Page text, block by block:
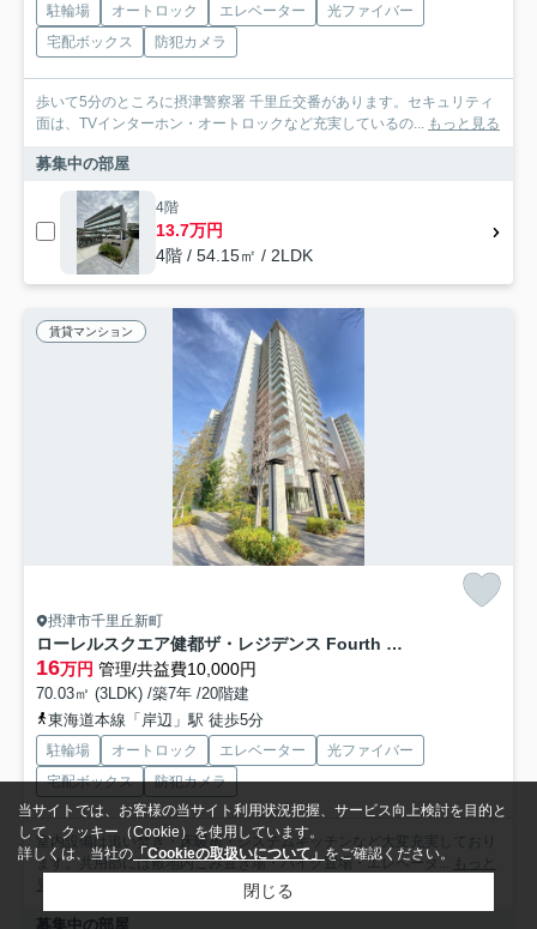
駐輪場 オートロック エレベーター
光ファイバー
宅配ボックス
防犯カメラ
歩いて5分のところに摂津警察署 千里丘交番があります。セキュリティ
面は、TVインターホン・オートロックなど充実しているの...
もっと見る
募集中の部屋
4階
13.7万円
4階 / 54.15㎡ / 2LDK
賃貸マンション
摂津市千里丘新町
ローレルスクエア健都ザ・レジデンス Fourth stage
16万円 管理/共益費10,000円
70.03㎡ (3LDK) /築7年 /20階建
東海道本線「岸辺」駅 徒歩5分
駐輪場 オートロック エレベーター
光ファイバー
宅配ボックス
防犯カメラ
室内設備は追い焚き・床暖房・システムキッチンなど大変充実しており
ます。共用部には敷地内ごみ置き場・バイク置場・エレベータ...
もっと
募集中の部屋
当サイトでは、お客様の当サイト利用状況把握、サービス向上検討を目的と
して、クッキー（Cookie）を使用しています。
詳しくは、当社の 「Cookieの取扱いについて」 をご確認ください。
閉じる